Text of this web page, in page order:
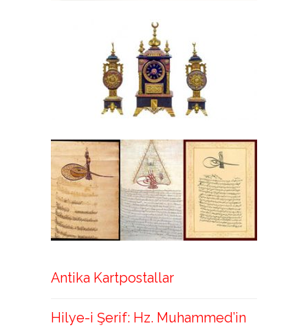
Antika Kartpostallar
Hilye-i Şerif: Hz. Muhammed’in